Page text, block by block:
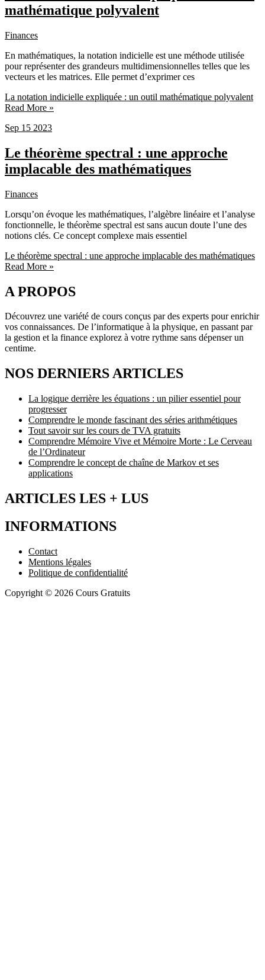
mathématique polyvalent
Finances
En mathématiques, la notation indicielle est une méthode utilisée
pour représenter des grandeurs multidimensionnelles telles que les
vecteurs et les matrices. Elle permet d’exprimer ces
La notation indicielle expliquée : un outil mathématique polyvalent
Read More »
Sep 15 2023
Le théorème spectral : une approche
implacable des mathématiques
Finances
Lorsqu’on évoque les mathématiques, l’algèbre linéaire et l’analyse
fonctionnelle, le théorème spectral est sans aucun doute l’une des
notions clés. Ce concept complexe mais essentiel
Le théorème spectral : une approche implacable des mathématiques
Read More »
A PROPOS
Découvrez une variété de cours conçus par des experts pour enrichir
vos connaissances. De l’informatique à la physique, en passant par
la gestion et la finance explorez à votre rythme sans dépenser un
centime.
NOS DERNIERS ARTICLES
La logique derrière les équations : un pilier essentiel pour
progresser
Comprendre le monde fascinant des séries arithmétiques
Tout savoir sur les cours de TVA gratuits
Comprendre Mémoire Vive et Mémoire Morte : Le Cerveau
de l’Ordinateur
Comprendre le concept de chaîne de Markov et ses
applications
ARTICLES LES + LUS
INFORMATIONS
Contact
Mentions légales
Politique de confidentialité
Copyright © 2026 Cours Gratuits